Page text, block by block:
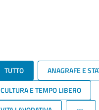
TUTTO
ANAGRAFE E
CULTURA E TEMPO LIBERO